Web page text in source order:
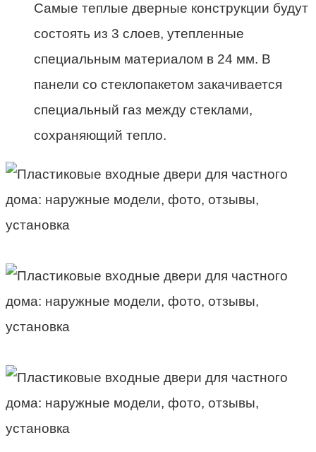
Самые теплые дверные конструкции будут
состоять из 3 слоев, утепленные
специальным материалом в 24 мм. В
панели со стеклопакетом закачивается
специальный газ между стеклами,
сохраняющий тепло.